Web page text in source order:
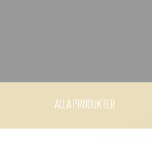
ALLA PRODUKTER